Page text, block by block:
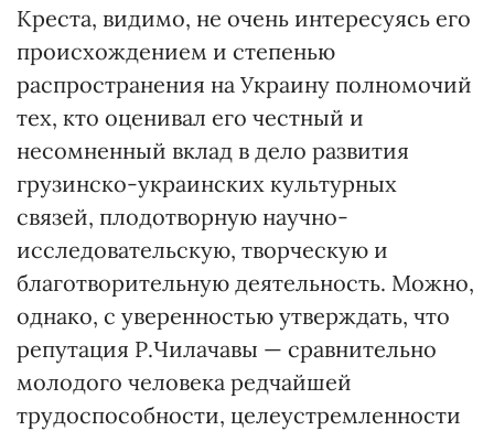
Креста, видимо, не очень интересуясь его
происхождением и степенью
распространения на Украину полномочий
тех, кто оценивал его честный и
несомненный вклад в дело развития
грузинско-украинских культурных
связей, плодотворную научно-
исследовательскую, творческую и
благотворительную деятельность. Можно,
однако, с уверенностью утверждать, что
репутация Р.Чилачавы — сравнительно
молодого человека редчайшей
трудоспособности, целеустремленности